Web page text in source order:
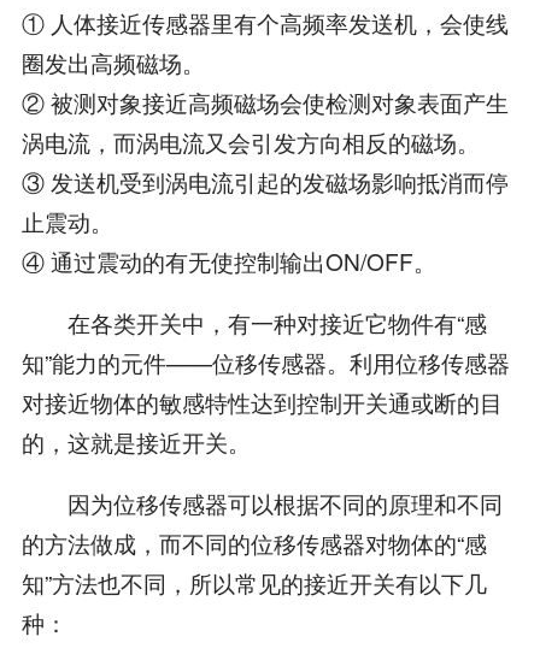
① 人体接近传感器里有个高频率发送机，会使线
圈发出高频磁场。
② 被测对象接近高频磁场会使检测对象表面产生
涡电流，而涡电流又会引发方向相反的磁场。
③ 发送机受到涡电流引起的发磁场影响抵消而停
止震动。
④ 通过震动的有无使控制输出ON/OFF。
在各类开关中，有一种对接近它物件有“感
知”能力的元件——位移传感器。利用位移传感器
对接近物体的敏感特性达到控制开关通或断的目
的，这就是接近开关。
因为位移传感器可以根据不同的原理和不同
的方法做成，而不同的位移传感器对物体的“感
知”方法也不同，所以常见的接近开关有以下几
种：